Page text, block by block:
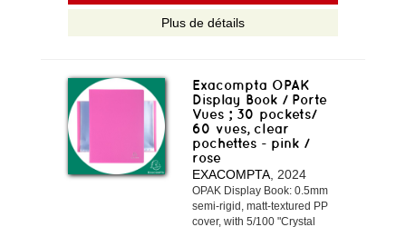
Plus de détails
Exacompta OPAK
Display Book / Porte
Vues ; 30 pockets/
60 vues, clear
pochettes - pink /
rose
EXACOMPTA, 2024
OPAK Display Book: 0.5mm
semi-rigid, matt-textured PP
cover, with 5/100 "Crystal